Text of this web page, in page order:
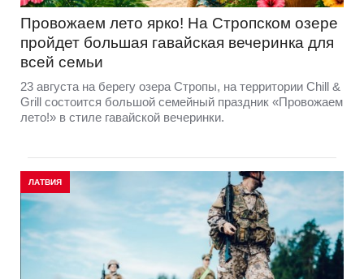
Провожаем лето ярко! На Стропском озере
пройдет большая гавайская вечеринка для
всей семьи
23 августа на берегу озера Стропы, на территории Chill &
Grill состоится большой семейный праздник «Провожаем
лето!» в стиле гавайской вечеринки.
ЛАТВИЯ